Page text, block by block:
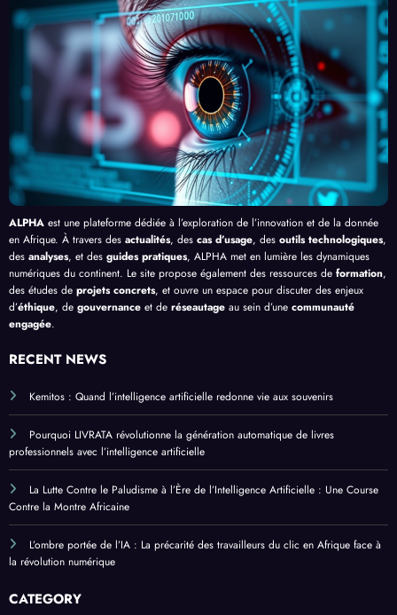
Clic »
en
Afriq
e le
Palud
isme
en
Afriq
ue
, au-
delà
de
Bang
ui
cacit
é de
l’IA
ALPHA est une plateforme dédiée à l’exploration de l’innovation et de la donnée
en Afrique. À travers des actualités, des cas d’usage, des outils technologiques,
des analyses, et des guides pratiques, ALPHA met en lumière les dynamiques
numériques du continent. Le site propose également des ressources de formation,
des études de projets concrets, et ouvre un espace pour discuter des enjeux
d’éthique, de gouvernance et de réseautage au sein d’une communauté
engagée.
RECENT NEWS
Kemitos : Quand l’intelligence artificielle redonne vie aux souvenirs
Pourquoi LIVRATA révolutionne la génération automatique de livres
professionnels avec l’intelligence artificielle
La Lutte Contre le Paludisme à l’Ère de l’Intelligence Artificielle : Une Course
Contre la Montre Africaine
L’ombre portée de l’IA : La précarité des travailleurs du clic en Afrique face à
la révolution numérique
CATEGORY